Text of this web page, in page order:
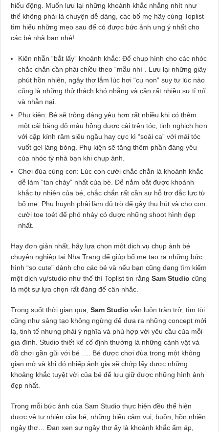
hiếu động. Muốn lưu lại những khoảnh khắc nhắng nhít như
thế không phải là chuyện dễ dàng, các bố mẹ hãy cùng Toplist
tìm hiểu những mẹo sau để có được bức ảnh ưng ý nhất cho
các bé nhà bạn nhé!
Kiên nhẫn “bắt lấy” khoảnh khắc: Để chụp hình cho các nhóc
chắc chắn cần phải chiều theo “mẫu nhí”. Lưu lại những giây
phút hồn nhiên, ngây thơ lắm lúc hơi “cụ non” suy tư lúc nào
cũng là những thử thách khó nhằng và cần rất nhiều sự tỉ mĩ
và nhẫn nại.
Phụ kiện: Bé sẽ trông đáng yêu hơn rất nhiều khi có thêm
một cái băng đô màu hồng được cài trên tóc, tinh nghịch hơn
với cặp kính râm siêu ngầu hay cực kì “soái ca” với mái tóc
vuốt gel láng bóng. Phụ kiện sẽ tăng thêm phần đáng yêu
của nhóc tỳ nhà bạn khi chụp ảnh.
Chơi đùa cùng con: Lúc con cười chắc chắn là khoảnh khắc
dễ làm “tan chảy” nhất của bé. Để nắm bắt được khoảnh
khắc tự nhiên của bé, chắc chắn rất cần sự hỗ trợ đắc lực từ
bố mẹ. Phụ huynh phải làm đủ trò để gây thu hút và cho con
cười toe toét để phó nháy có được những shoot hình đẹp
nhất.
Hay đơn giản nhất, hãy lựa chọn một dịch vụ chụp ảnh bé
chuyên nghiệp tại Nha Trang để giúp bố mẹ tạo ra những bức
hình “so cute” dành cho các bé và nếu bạn cũng đang tìm kiếm
một dịch vụ/studio như thế thì Toplist tin rằng Sam Studiocũng
là một sự lựa chọn rất đáng để cân nhắc.
Trong suốt thời gian qua,Sam Studio vẫn luôn trăn trở, tìm tòi
cũng như sáng tạo không ngừng để đưa ra những concept mới
lạ, tinh tế nhưng phải ý nghĩa và phù hợp với yêu cầu của mỗi
gia đình. Studio thiết kế cố định thường là những cảnh vật và
đồ chơi gần gũi với bé …. Bé được chơi đùa trong một không
gian mở và khi đó nhiếp ảnh gia sẽ chớp lấy được những
khoảng khắc tuyệt vời của bé để lưu giữ được những hình ảnh
đẹp nhất.
Trong mỗi bức ảnh của Sam Studio thực hiện đều thể hiện
được vẻ tự nhiên của bé, những biểu cảm vui, buồn, hồn nhiên
ngây thơ… Đan xen sự ngây thơ ấy là khoảnh khắc ấm áp,